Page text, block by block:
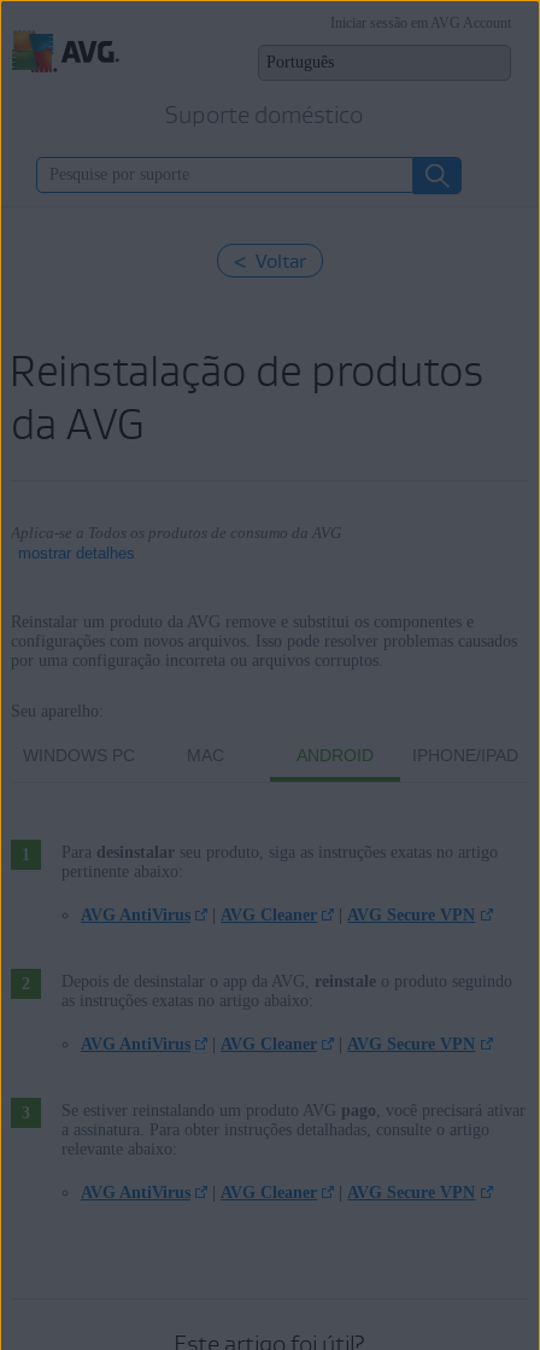
Suporte doméstico
Iniciar sessão em AVG Account
< Voltar
Reinstalação de produtos
da AVG
Aplica-se a Todos os produtos de consumo da AVG
mostrar detalhes
Produtos:
Todos os produtos de consumo da AVG
Sistemas operacionais:
64-bit
Microsoft Windows 8 / Pro / Enterprise - 32 / 64-bit
Premium/Professional/Enterprise/Ultimate - Service Pack 1 com
Apple macOS 11.x (Big Sur)
Apple macOS 10.14.x (Mojave)
Apple macOS 10.13.x (High Sierra)
Reinstalar um produto da AVG remove e substitui os componentes e
configurações com novos arquivos. Isso pode resolver problemas causados
por uma configuração incorreta ou arquivos corruptos.
Seu aparelho:
WINDOWS PC MAC ANDROID IPHONE/IPAD
Para desinstalarseu produto, siga as instruções exatas no artigo
pertinente abaixo:
AVG AntiVirus AVG Cleaner AVG Secure VPN
Depois de desinstalar o app da AVG, reinstaleo produto seguindo
as instruções exatas no artigo abaixo:
AVG AntiVirus AVG Cleaner AVG Secure VPN
Se estiver reinstalando um produto AVG pago, você precisará ativar
a assinatura. Para obter instruções detalhadas, consulte o artigo
relevante abaixo:
AVG AntiVirus AVG Cleaner AVG Secure VPN
Este artigo foi útil?